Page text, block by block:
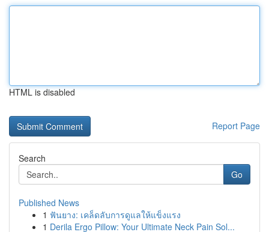
HTML is disabled
Report Page
Search
Go
Published News
1 ฟันยาง: เคล็ดลับการดูแลให้แข็งแรง
1 Derila Ergo Pillow: Your Ultimate Neck Pain Sol...